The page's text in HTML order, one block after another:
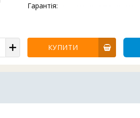
Гарантія:
КУПИТИ